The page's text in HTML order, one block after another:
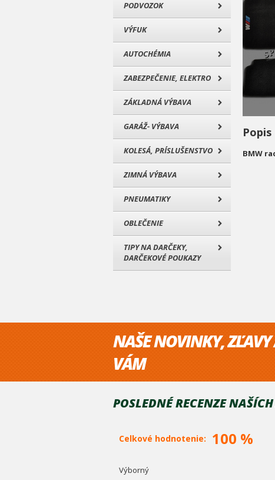
PODVOZOK
VÝFUK
AUTOCHÉMIA
ZABEZPEČENIE, ELEKTRO
ZÁKLADNÁ VÝBAVA
GARÁŽ- VÝBAVA
KOLESÁ, PRÍSLUŠENSTVO
ZIMNÁ VÝBAVA
PNEUMATIKY
OBLEČENIE
TIPY NA DARČEKY,
DARČEKOVÉ POUKAZY
Popis
BMW
NAŠE NOVINKY,
VÁM
POSLEDNÉ RECENZE
Celkové hodnotenie: 100 %
Výborný